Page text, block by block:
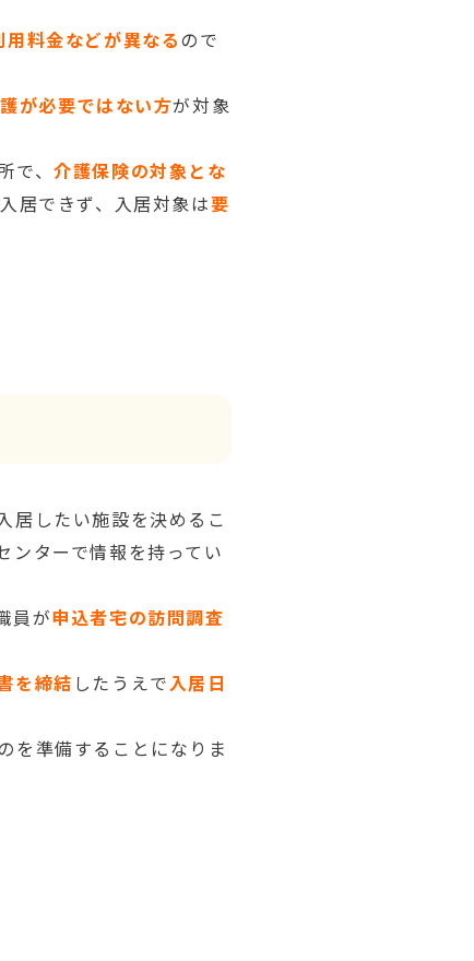
料金などが異なる ので
が必要ではない方が対象
で、介護保険の対象とな
居できず、入居対象は要
居したい施設を決めるこ
ンターで情報を持ってい
員が申込者宅の訪問調査
を締結 したうえで入居日
を準備することになりま